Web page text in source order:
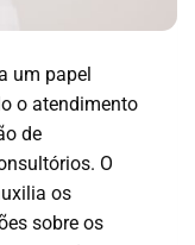
um papel
o atendimento
de
O
os
sobre os